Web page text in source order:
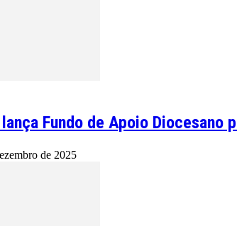
Fundo de Apoio Diocesano
de 2025